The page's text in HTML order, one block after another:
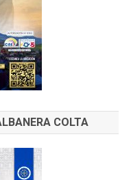
COLTA